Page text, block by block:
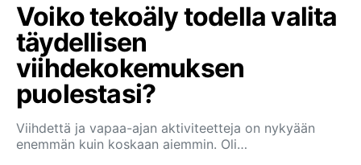
Voiko tekoäly todella valita
täydellisen
viihdekokemuksen
puolestasi?
Viihdettä ja vapaa-ajan aktiviteetteja on nykyään
enemmän kuin koskaan aiemmin. Oli…